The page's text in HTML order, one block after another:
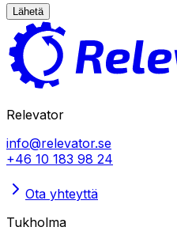
Lähetä
Relevator
info@relevator.se
+46 10 183 98 24
Ota yhteyttä
Tukholma